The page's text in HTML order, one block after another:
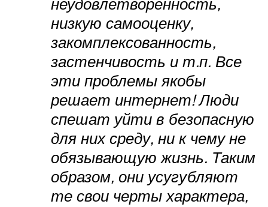
низкую самооценку,
закомплексованность,
застенчивость и т.п. Все
эти проблемы якобы
решает интернет! Люди
спешат уйти в безопасную
для них среду, ни к чему не
обязывающую жизнь. Таким
образом, они усугубляют
те свои черты характера,